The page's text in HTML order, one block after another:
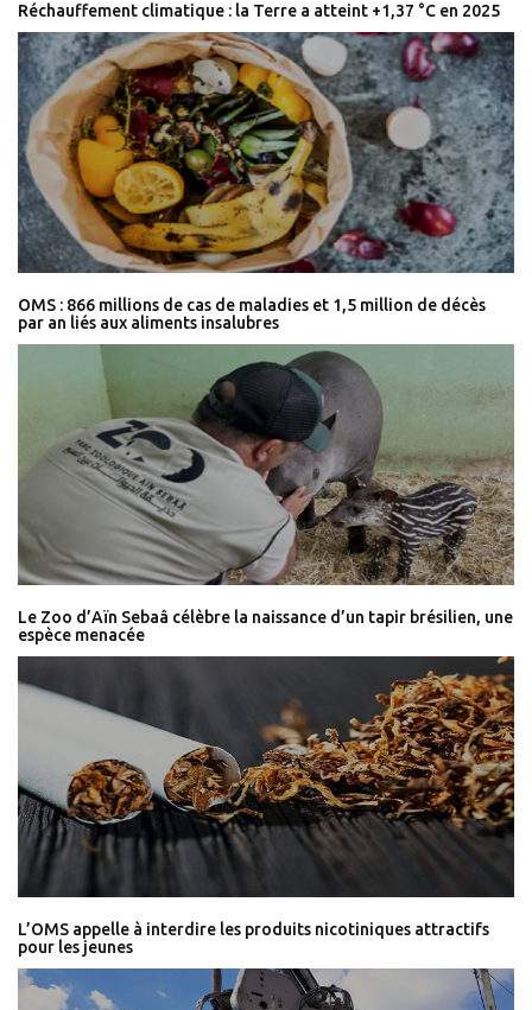
Réchauffement climatique : la Terre a atteint +1,37 °C en 2025
OMS : 866 millions de cas de maladies et 1,5 million de décès
par an liés aux aliments insalubres
Le Zoo d’Aïn Sebaâ célèbre la naissance d’un tapir brésilien, une
espèce menacée
L’OMS appelle à interdire les produits nicotiniques attractifs
pour les jeunes